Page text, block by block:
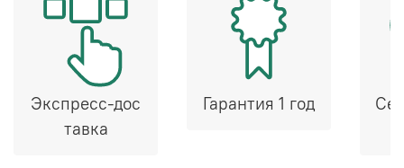
Экспресс-дос
тавка
Гарантия 1 год